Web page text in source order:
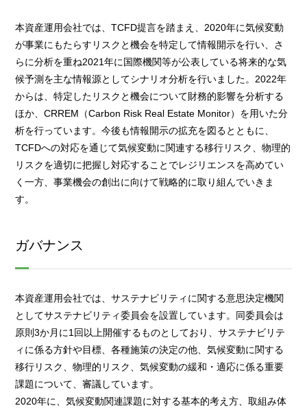
本資産運用会社では、TCFD提言を踏まえ、2020年に気候変動
が事業にもたらすリスクと機会を特定して情報開示を行い、さ
らに分析を重ね2021年に国際機関等が公表している将来的な気
候予測を主な情報源としてシナリオ分析を行いました。2022年
からは、特定したリスクと機会について財務的影響を分析する
ほか、CRREM（Carbon Risk Real Estate Monitor）を用いた分
析を行っています。今後も情報開示の拡充を図るとともに、
TCFDへの対応を通じて気候変動に関連する移行リスク、物理的
リスクを適切に把握し対応することでレジリエンスを高めてい
く一方、事業機会の創出に向けて戦略的に取り組んでいきま
す。
ガバナンス
本資産運用会社では、サステナビリティに関する意思決定機関
としてサステナビリティ委員会を設置しています。同委員会は
原則3か月に1回以上開催するものとしており、サステナビリテ
ィに係る方針や目標、各種施策の決定の他、気候変動に関する
移行リスク、物理的リスク、気候変動の緩和・適応に係る重要
課題について、審議しています。
2020年に、気候変動関連課題に対する基本的考え方、取組み体